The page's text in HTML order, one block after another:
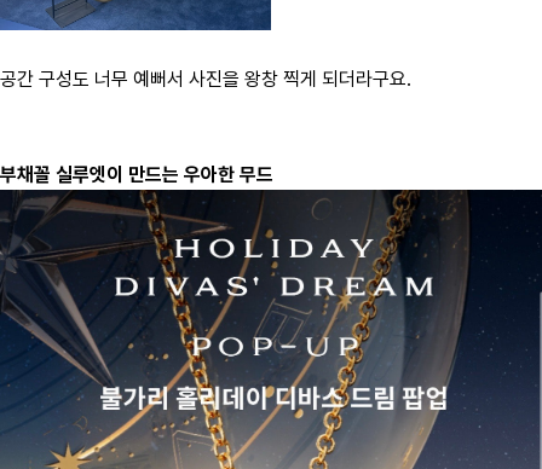
공간 구성도 너무 예뻐서 사진을 왕창 찍게 되더라구요.
부채꼴 실루엣이 만드는 우아한 무드